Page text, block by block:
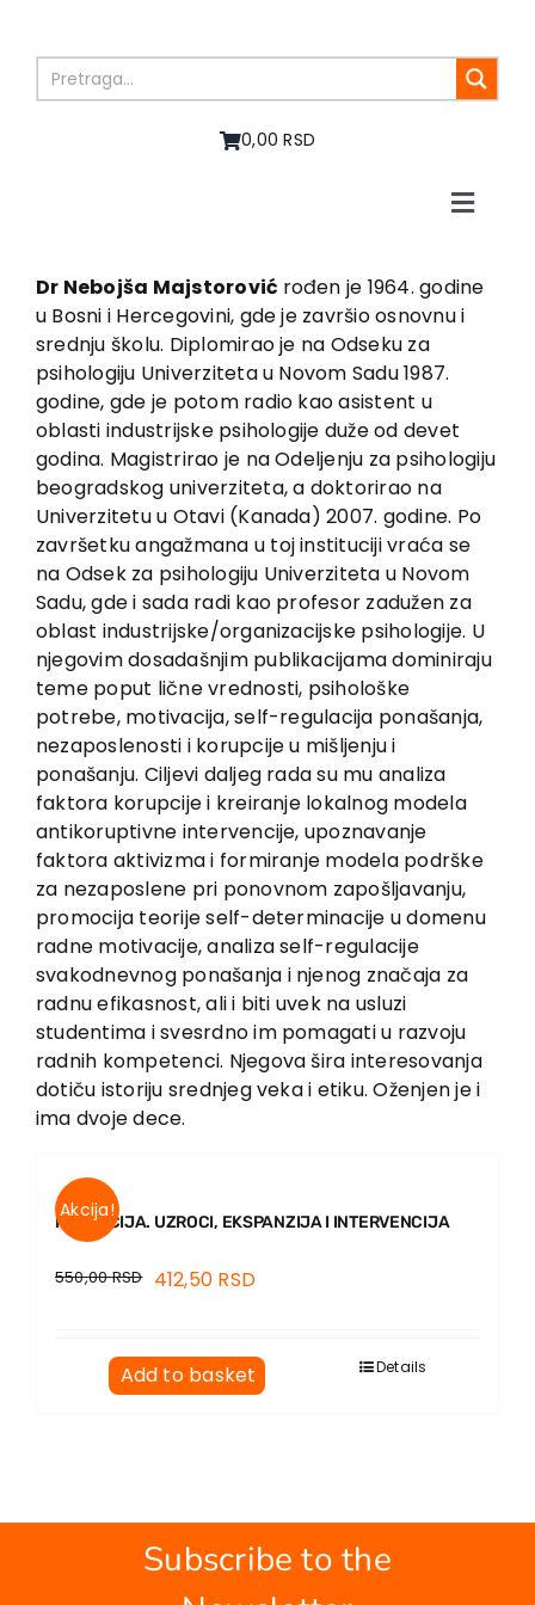
content
0,00 RSD
Toggle
About us
Books
In preparation
Sale
Authors
News
EU PROJECTS
Contact
Dr Nebojša Majstorović rođen je 1964. godine
u Bosni i Hercegovini, gde je završio osnovnu i
srednju školu. Diplomirao je na Odseku za
psihologiju Univerziteta u Novom Sadu 1987.
godine, gde je potom radio kao asistent u
oblasti industrijske psihologije duže od devet
godina. Magistrirao je na Odeljenju za psihologiju
beogradskog univerziteta, a doktorirao na
Univerzitetu u Otavi (Kanada) 2007. godine. Po
završetku angažmana u toj instituciji vraća se
na Odsek za psihologiju Univerziteta u Novom
Sadu, gde i sada radi kao profesor zadužen za
oblast industrijske/organizacijske psihologije. U
njegovim dosadašnjim publikacijama dominiraju
teme poput lične vrednosti, psihološke
potrebe, motivacija, self-regulacija ponašanja,
nezaposlenosti i korupcije u mišljenju i
ponašanju. Ciljevi daljeg rada su mu analiza
faktora korupcije i kreiranje lokalnog modela
antikoruptivne intervencije, upoznavanje
faktora aktivizma i formiranje modela podrške
za nezaposlene pri ponovnom zapošljavanju,
promocija teorije self-determinacije u domenu
radne motivacije, analiza self-regulacije
svakodnevnog ponašanja i njenog značaja za
radnu efikasnost, ali i biti uvek na usluzi
studentima i svesrdno im pomagati u razvoju
radnih kompetenci. Njegova šira interesovanja
dotiču istoriju srednjeg veka i etiku. Oženjen je i
ima dvoje dece.
Akcija!
KORUPCIJA. UZROCI, EKSPANZIJA I INTERVENCIJA
550,00RSD 412,50 RSD
Add to basket Details
Subscribe to the